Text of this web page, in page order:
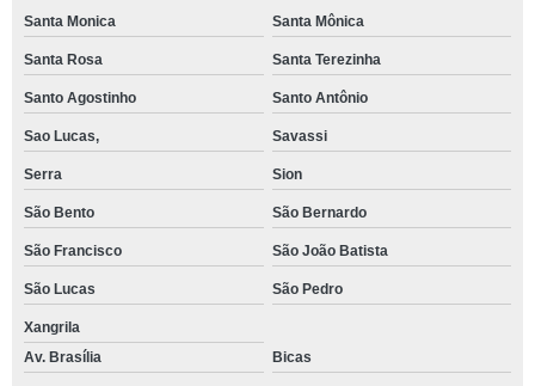
Santa Monica Santa Mônica
Santa Rosa Santa Terezinha
Santo Agostinho Santo Antônio
Sao Lucas, Savassi
Serra Sion
São Bento São Bernardo
São Francisco São João Batista
São Lucas São Pedro
Xangrila
Av. Brasília
Bicas